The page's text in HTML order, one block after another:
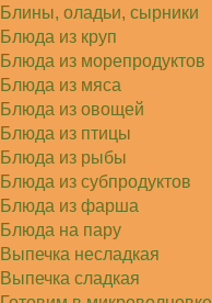
Блины, оладьи, сырники
Блюда из круп
Блюда из морепродуктов
Блюда из мяса
Блюда из овощей
Блюда из птицы
Блюда из рыбы
Блюда из субпродуктов
Блюда из фарша
Блюда на пару
Выпечка несладкая
Выпечка сладкая